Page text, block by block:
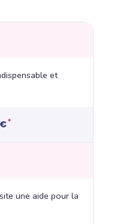
et
*
une aide pour la